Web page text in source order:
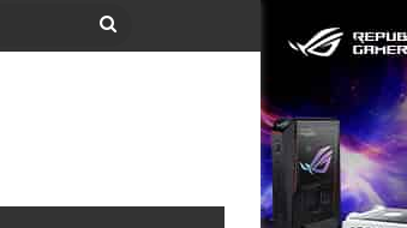
Buscar